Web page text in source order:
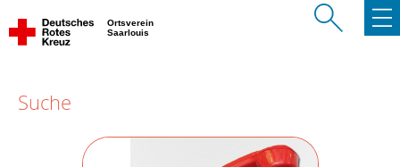
Ortsverein
Saarlouis
Suche